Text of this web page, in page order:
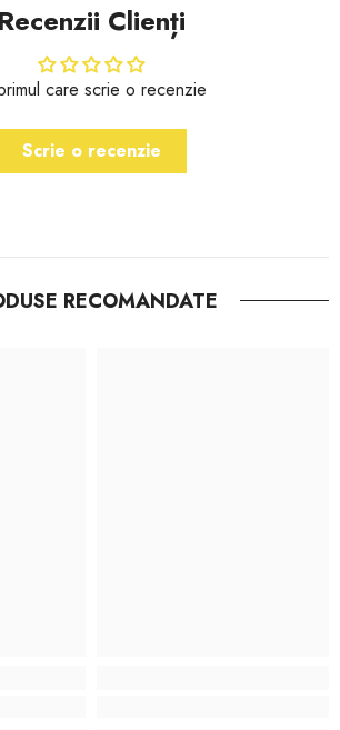
Recenzii Clienți
care scrie o recenzie
Scrie o recenzie
RECOMANDATE